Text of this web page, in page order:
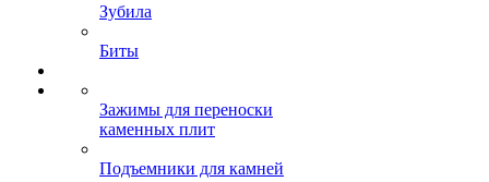
Зубила
Биты
Зажимы для переноски
каменных плит
Подъемники для камней